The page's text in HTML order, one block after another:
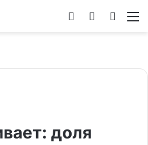
Switch
Войти
доля